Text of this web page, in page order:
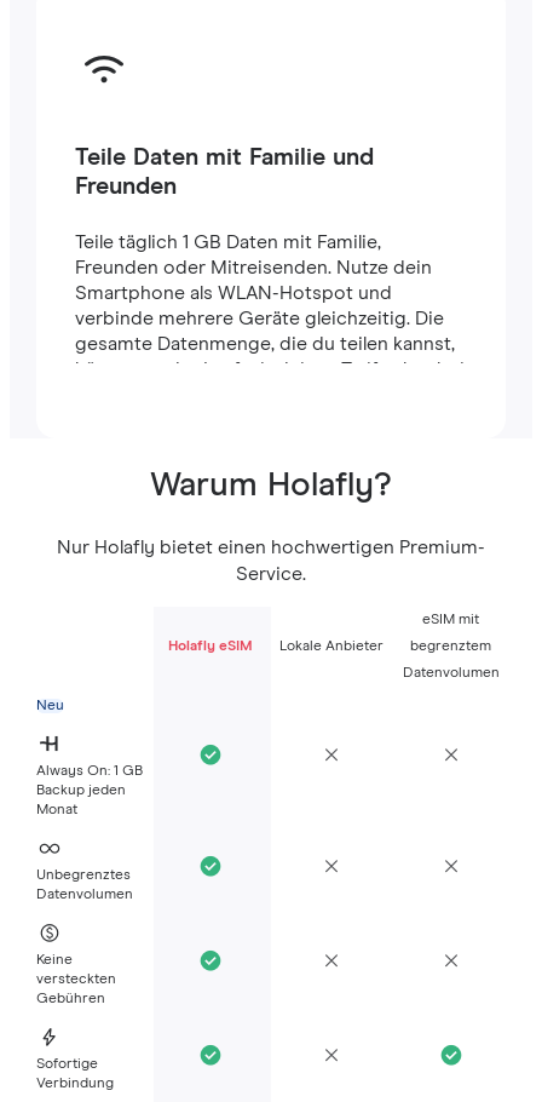
Teile Daten mit Familie und
Freunden
Teile täglich 1 GB Daten mit Familie,
Freunden oder Mitreisenden. Nutze dein
Smartphone als WLAN-Hotspot und
verbinde mehrere Geräte gleichzeitig. Die
gesamte Datenmenge, die du teilen kannst,
hängt von der Laufzeit deines Tarifs ab – bei
Warum Holafly?
Nur Holafly bietet einen hochwertigen Premium-
Service.
Holafly eSIM Lokale Anbieter
eSIM mit
begrenztem
Datenvolumen
Neu
Always On: 1 GB
Backup jeden
Monat
Unbegrenztes
Datenvolumen
Keine
versteckten
Gebühren
Sofortige
Verbindung